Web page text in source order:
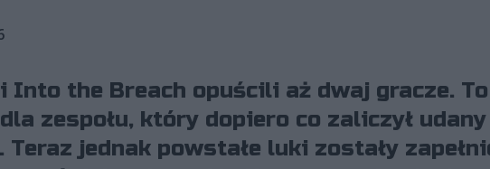
the Breach opuścili aż dwaj gracze.
zespołu, który dopiero co zaliczył
jednak powstałe luki zostały